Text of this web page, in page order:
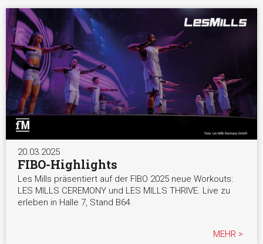
20.03.2025
FIBO-Highlights
Les Mills präsentiert auf der FIBO 2025 neue Workouts:
LES MILLS CEREMONY und LES MILLS THRIVE. Live zu
erleben in Halle 7, Stand B64.
MEHR >